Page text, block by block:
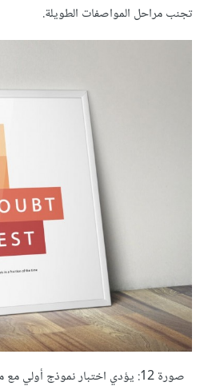
تجنب مراحل المواصفات الطويلة.
صورة 12: يؤدي اختبار نموذج